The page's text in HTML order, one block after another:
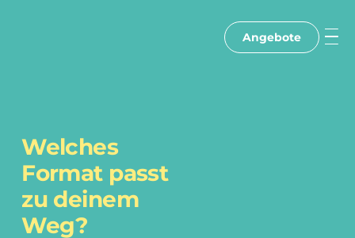
Angebote
Welches
Format passt
zu deinem
Weg?